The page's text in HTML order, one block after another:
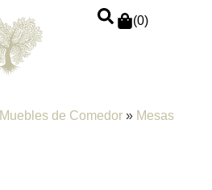
(0)
Muebles de Comedor » Mesas